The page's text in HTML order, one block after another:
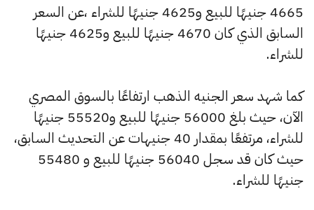
4665 جنيهًا للبيع و4625 جنيهًا للشراء ،عن السعر
السابق الذي كان 4670 جنيهًا للبيع و4625 جنيهًا
للشراء.
كما شهد سعر الجنيه الذهب ارتفاعًا بالسوق المصري
الآن، حيث بلغ 56000 جنيهًا للبيع و55520 جنيهًا
للشراء، مرتفعًا بمقدار 40 جنيهات عن التحديث السابق،
حيث كان قد سجل 56040 جنيهًا للبيع و 55480
جنيهًا للشراء.